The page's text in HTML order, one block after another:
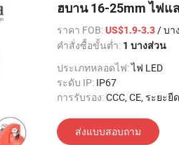
ฮบาน 16-25mm ไฟ
ราคา FOB:US$1.9-3.3/ บา
คำสั่งซื้อขั้นต่ำ: 1 บางส่วน
ประเภทหลอดไฟ:ไฟ LED
ระดับ IP: IP67
การรับรอง:CCC, CE, ระยะยื
ส่งแบบสอบถาม